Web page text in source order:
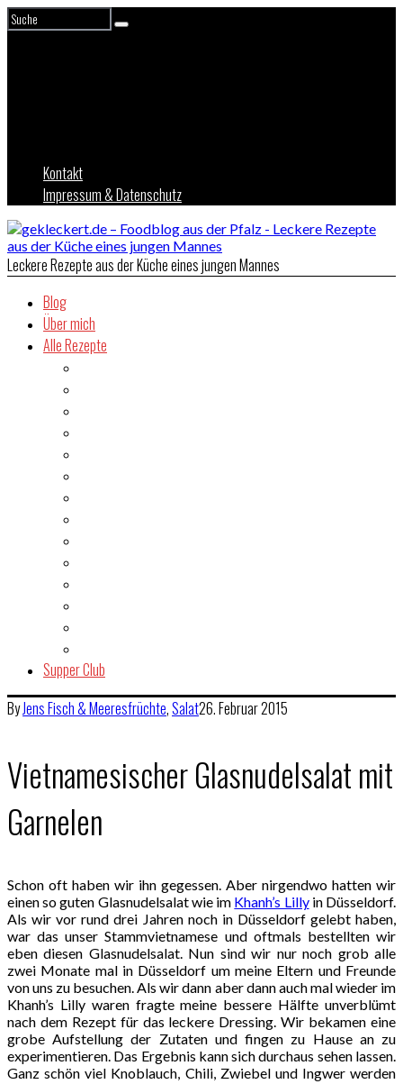
Kontakt
Impressum & Datenschutz
Leckere Rezepte aus der Küche eines jungen Mannes
Blog
Über mich
Alle Rezepte
Supper Club
ByJensFisch & Meeresfrüchte,Salat26. Februar 2015
Vietnamesischer Glasnudelsalat mit
Garnelen
Schon oft haben wir ihn gegessen. Aber nirgendwo hatten wir
einen so guten Glasnudelsalat wie im Khanh’s Lillyin Düsseldorf.
Als wir vor rund drei Jahren noch in Düsseldorf gelebt haben,
war das unser Stammvietnamese und oftmals bestellten wir
eben diesen Glasnudelsalat. Nun sind wir nur noch grob alle
zwei Monate mal in Düsseldorf um meine Eltern und Freunde
von uns zu besuchen. Als wir dann aber dann auch mal wieder im
Khanh’s Lilly waren fragte meine bessere Hälfte unverblümt
nach dem Rezept für das leckere Dressing. Wir bekamen eine
grobe Aufstellung der Zutaten und fingen zu Hause an zu
experimentieren. Das Ergebnis kann sich durchaus sehen lassen.
Ganz schön viel Knoblauch, Chili, Zwiebel und Ingwer werden